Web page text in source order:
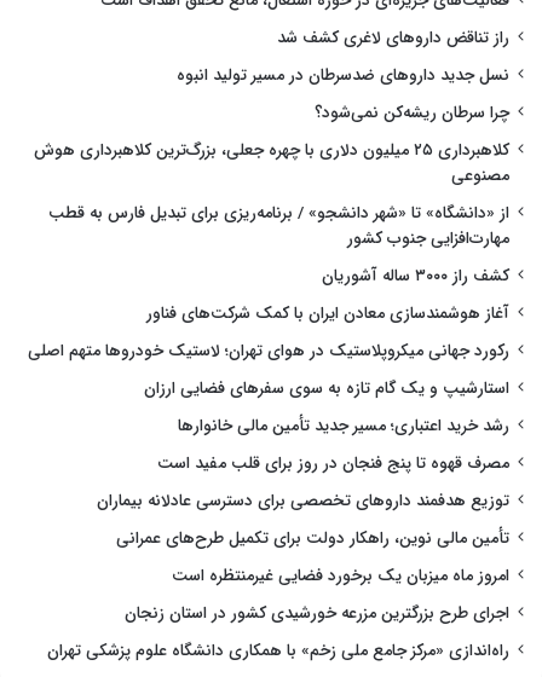
راز تناقض داروهای لاغری کشف شد
نسل جدید داروهای ضدسرطان در مسیر تولید انبوه
چرا سرطان ریشه‌کن نمی‌شود؟
کلاهبرداری ۲۵ میلیون دلاری با چهره جعلی، بزرگ‌ترین کلاهبرداری هوش
مصنوعی
از «دانشگاه» تا «شهر دانشجو» / برنامه‌ریزی برای تبدیل فارس به قطب
مهارت‌افزایی جنوب کشور
کشف راز ۳۰۰۰ ساله آشوریان
آغاز هوشمندسازی معادن ایران با کمک شرکت‌های فناور
رکورد جهانی میکروپلاستیک در هوای تهران؛ لاستیک خودروها متهم اصلی
استارشیپ و یک گام تازه به سوی سفرهای فضایی ارزان
رشد خرید اعتباری؛ مسیر جدید تأمین مالی خانوارها
مصرف قهوه تا پنج فنجان در روز برای قلب مفید است
توزیع هدفمند داروهای تخصصی برای دسترسی عادلانه بیماران
تأمین مالی نوین، راهکار دولت برای تکمیل طرح‌های عمرانی
امروز ماه میزبان یک برخورد فضایی غیرمنتظره است
اجرای طرح بزرگترین مزرعه خورشیدی کشور در استان زنجان
راه‌اندازی «مرکز جامع ملی زخم» با همکاری دانشگاه علوم پزشکی تهران